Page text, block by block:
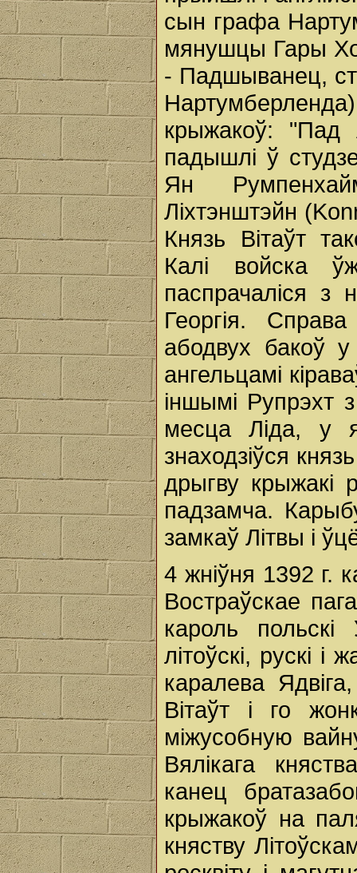
сын графа
мянушцы Гары
- Падшыванец,
крыжакоў: "Пад
падышлі ў
Ян
Ліхтэнштэйн
Князь Вітаўт
Калі войска
паспрачаліся з
Георгія.
абодвух бакоў у
ангельцамі
іншымі
месца Ліда, у
знаходзіўся
дрыгву крыжакі
падзамча.
замкаў Літвы і
4 жніўня 1392 г.
Востраўскае
кароль польскі
літоўскі, рускі
каралева
Вітаўт і го
міжусобную
Вялікага
канец
крыжакоў на
княству